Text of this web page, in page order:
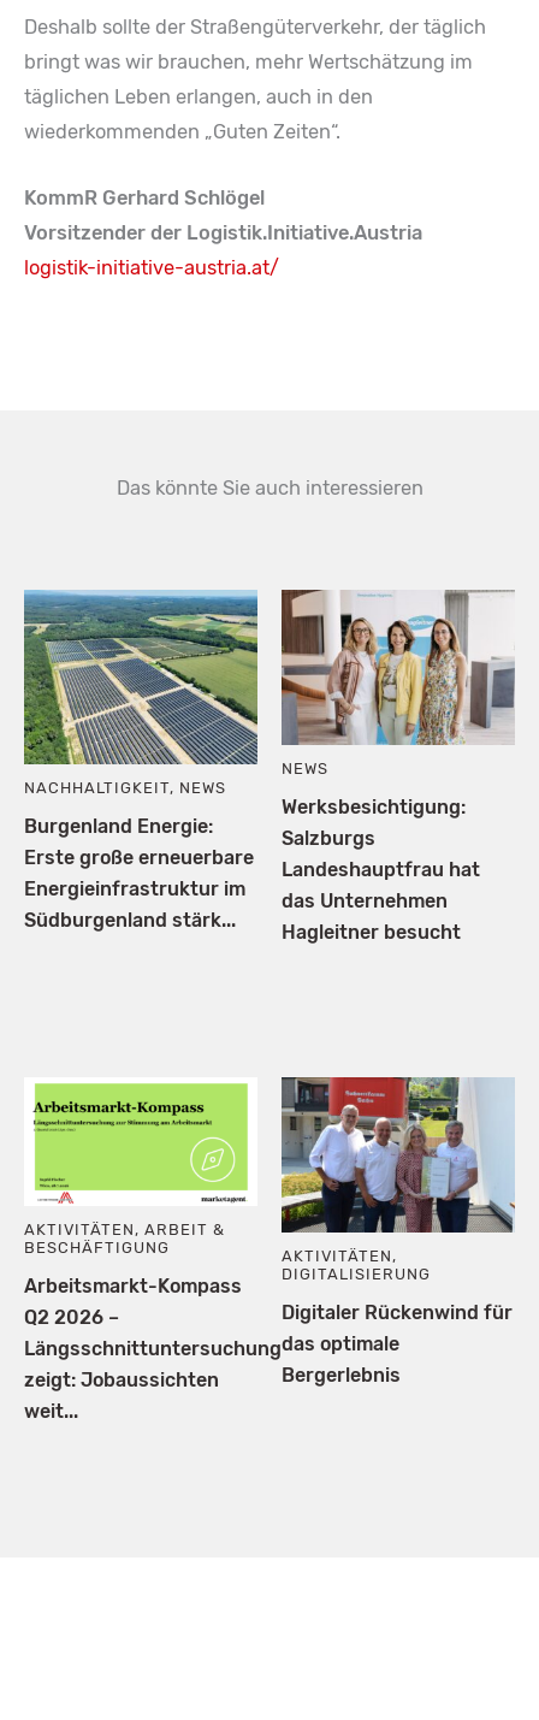
Deshalb sollte der Straßengüterverkehr, der täglich
bringt was wir brauchen, mehr Wertschätzung im
täglichen Leben erlangen, auch in den
wiederkommenden „Guten Zeiten“.
KommR Gerhard Schlögel
Vorsitzender der Logistik.Initiative.Austria
logistik-initiative-austria.at/
Das könnte Sie auch interessieren
NACHHALTIGKEIT, NEWS
Burgenland Energie:
Erste große erneuerbare
Energieinfrastruktur im
Südburgenland stärk...
NEWS
Werksbesichtigung:
Salzburgs
Landeshauptfrau hat
das Unternehmen
Hagleitner besucht
AKTIVITÄTEN,ARBEIT &
BESCHÄFTIGUNG
Arbeitsmarkt-Kompass
Q2 2026 –
Längsschnittuntersuchung
zeigt: Jobaussichten
weit...
AKTIVITÄTEN ,
DIGITALISIERUNG
Digitaler Rückenwind für
das optimale
Bergerlebnis